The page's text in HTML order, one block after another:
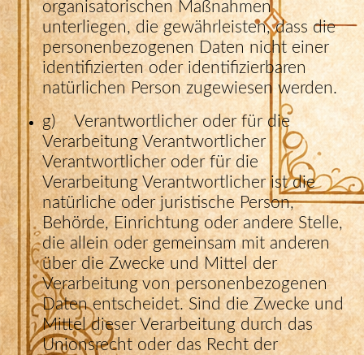
organisatorischen Maßnahmen
unterliegen, die gewährleisten, dass die
personenbezogenen Daten nicht einer
identifizierten oder identifizierbaren
natürlichen Person zugewiesen werden.
g) Verantwortlicher oder für die
Verarbeitung Verantwortlicher
Verantwortlicher oder für die
Verarbeitung Verantwortlicher ist die
natürliche oder juristische Person,
Behörde, Einrichtung oder andere Stelle,
die allein oder gemeinsam mit anderen
über die Zwecke und Mittel der
Verarbeitung von personenbezogenen
Daten entscheidet. Sind die Zwecke und
Mittel dieser Verarbeitung durch das
Unionsrecht oder das Recht der